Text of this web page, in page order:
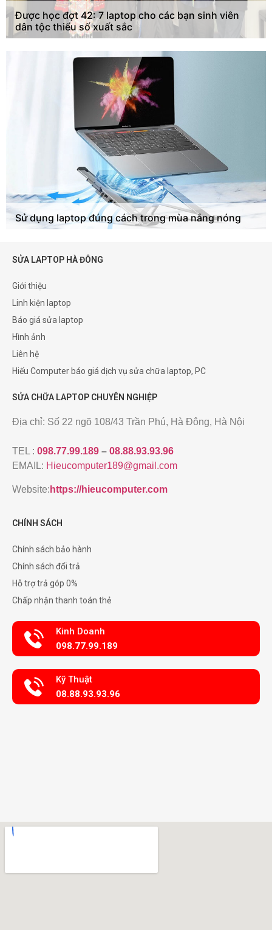
Được học đợt 42: 7 laptop cho các bạn sinh viên
dân tộc thiểu số xuất sắc
Sử dụng laptop đúng cách trong mùa nắng nóng
SỬA LAPTOP HÀ ĐÔNG
Giới thiệu
Linh kiện laptop
Báo giá sửa laptop
Hình ảnh
Liên hệ
Hiếu Computer báo giá dịch vụ sửa chữa laptop, PC
SỬA CHỮA LAPTOP CHUYÊN NGHIỆP
Địa chỉ: Số 22 ngõ 108/43 Trần Phú, Hà Đông, Hà Nội
TEL : 098.77.99.189 – 08.88.93.93.96
EMAIL: Hieucomputer189@gmail.com
Website: https://hieucomputer.com
CHÍNH SÁCH
Chính sách bảo hành
Chính sách đổi trả
Hỗ trợ trả góp 0%
Chấp nhận thanh toán thẻ
Kinh Doanh
098.77.99.189
Kỹ Thuật
08.88.93.93.96